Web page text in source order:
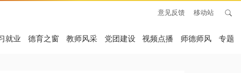
意见反馈 移动站
就业 德育之窗 教师风采 党团建设 视频点播 师德师风 专题